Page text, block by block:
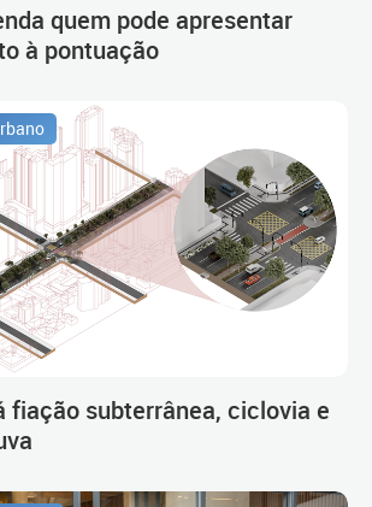
quem pode apresentar
à pontuação
fiação subterrânea, ciclovia e